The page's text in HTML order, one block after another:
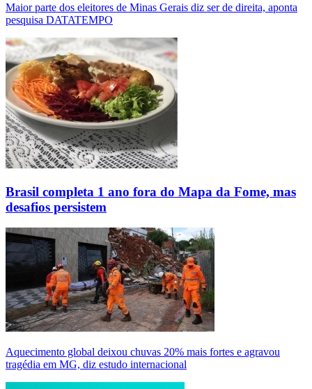
Maior parte dos eleitores de Minas Gerais diz ser de direita, aponta
pesquisa DATATEMPO
Brasil completa 1 ano fora do Mapa da Fome, mas
desafios persistem
Aquecimento global deixou chuvas 20% mais fortes e agravou
tragédia em MG, diz estudo internacional